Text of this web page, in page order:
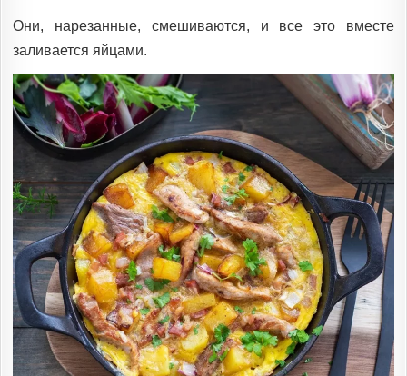
Они, нарезанные, смешиваются, и все это вместе
заливается яйцами.